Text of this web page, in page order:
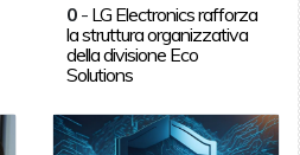
0 - LG Electronics rafforza
la struttura organizzativa
della divisione Eco
Solutions